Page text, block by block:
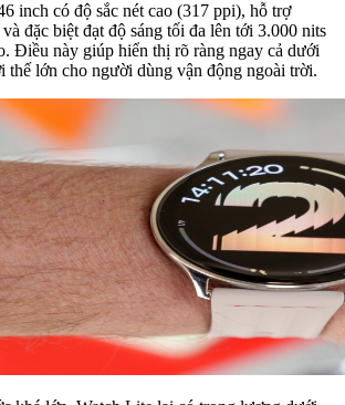
inch có độ sắc nét cao (317 ppi), hỗ trợ
đặc biệt đạt độ sáng tối đa lên tới 3.000 nits
Điều này giúp hiển thị rõ ràng ngay cả dưới
thế lớn cho người dùng vận động ngoài trời.